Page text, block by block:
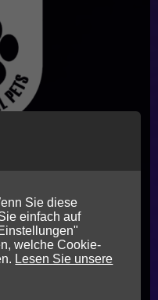
Sie diese
einfach auf
welche Cookie-
Lesen Sie unsere